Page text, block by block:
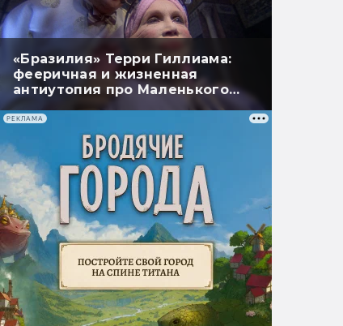
«Бразилия» Терри Гиллиама:
фееричная и жизненная
антиутопия про Маленького
РЕКЛАМА